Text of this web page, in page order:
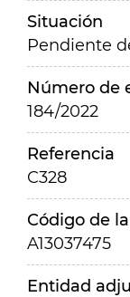
Situación
Pendiente
Número de
184/2022
Referencia
C328
Código de
A13037475
Entidad